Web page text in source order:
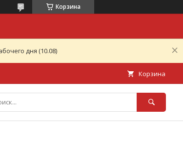
Корзина
дня (10.08)
Корзина